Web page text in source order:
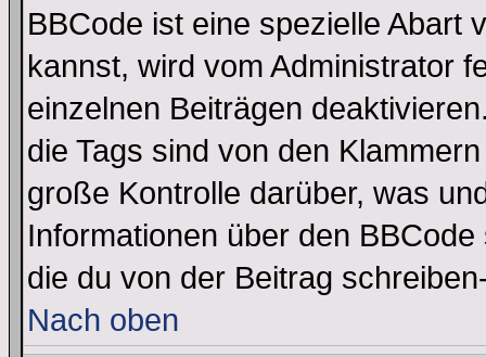
BBCode ist eine spezielle Abart
kannst, wird vom Administrator
einzelnen Beiträgen
die Tags sind von den
große Kontrolle darüber, was
Informationen über den
die du von der Beitrag
Nach oben